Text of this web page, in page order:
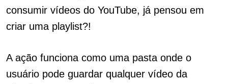
consumir vídeos do YouTube, já pensou em
criar uma playlist?!
A ação funciona como uma pasta onde o
usuário pode guardar qualquer vídeo da